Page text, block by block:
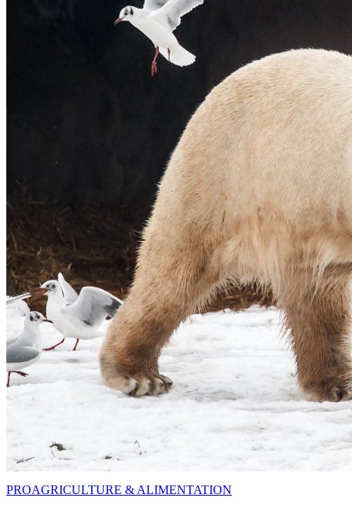
PROAGRICULTURE & ALIMENTATION